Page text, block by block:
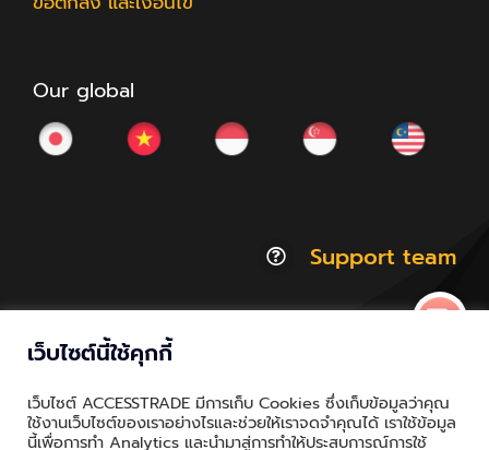
Our global
Support team
Thailand.a | All Rights Reserved
เว็บไซต์นี้ใช้คุกกี้
เว็บไซต์ ACCESSTRADE มีการเก็บ Cookies ซึ่งเก็บข้อมูลว่าคุณ
ใช้งานเว็บไซต์ของเราอย่างไรและช่วยให้เราจดจำคุณได้ เราใช้ข้อมูล
นี้เพื่อการทำ Analytics และนำมาสู่การทำให้ประสบการณ์การใช้